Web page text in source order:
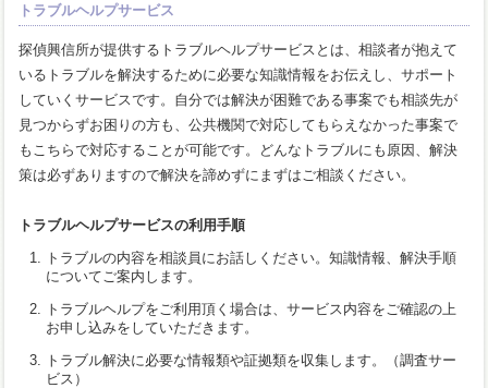
トラブルヘルプサービス
探偵興信所が提供するトラブルヘルプサービスとは、相談者が抱えて
いるトラブルを解決するために必要な知識情報をお伝えし、サポート
していくサービスです。自分では解決が困難である事案でも相談先が
見つからずお困りの方も、公共機関で対応してもらえなかった事案で
もこちらで対応することが可能です。どんなトラブルにも原因、解決
策は必ずありますので解決を諦めずにまずはご相談ください。
トラブルヘルプサービスの利用手順
トラブルの内容を相談員にお話しください。知識情報、解決手順
についてご案内します。
トラブルヘルプをご利用頂く場合は、サービス内容をご確認の上
お申し込みをしていただきます。
トラブル解決に必要な情報類や証拠類を収集します。（調査サー
ビス）